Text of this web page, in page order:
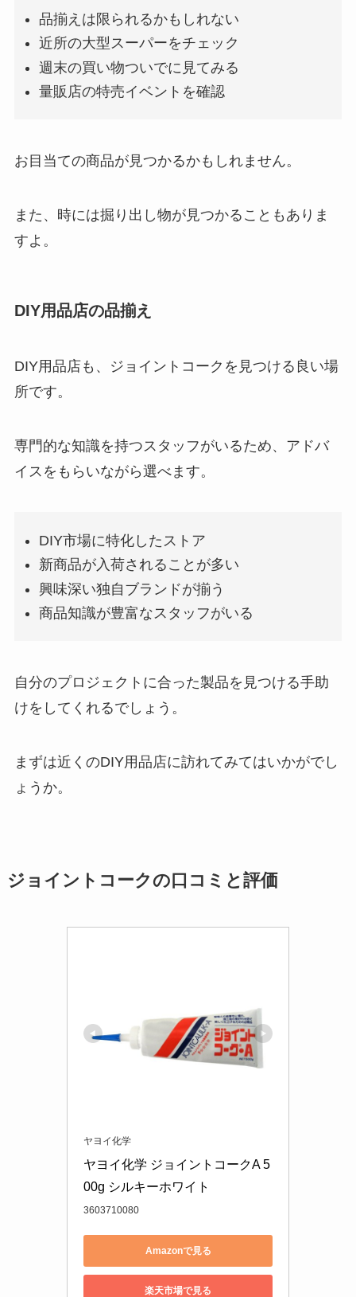
品揃えは限られるかもしれない
近所の大型スーパーをチェック
週末の買い物ついでに見てみる
量販店の特売イベントを確認
お目当ての商品が見つかるかもしれません。
また、時には掘り出し物が見つかることもありま
すよ。
DIY用品店の品揃え
DIY用品店も、ジョイントコークを見つける良い場
所です。
専門的な知識を持つスタッフがいるため、アドバ
イスをもらいながら選べます。
DIY市場に特化したストア
新商品が入荷されることが多い
興味深い独自ブランドが揃う
商品知識が豊富なスタッフがいる
自分のプロジェクトに合った製品を見つける手助
けをしてくれるでしょう。
まずは近くのDIY用品店に訪れてみてはいかがでし
ょうか。
ジョイントコークの口コミと評価
ヤヨイ化学
ヤヨイ化学 ジョイントコークA 5
00g シルキーホワイト
3603710080
Amazonで見る
楽天市場で見る